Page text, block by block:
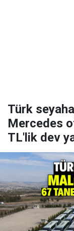
Türk
Mercedes
TL'lik dev